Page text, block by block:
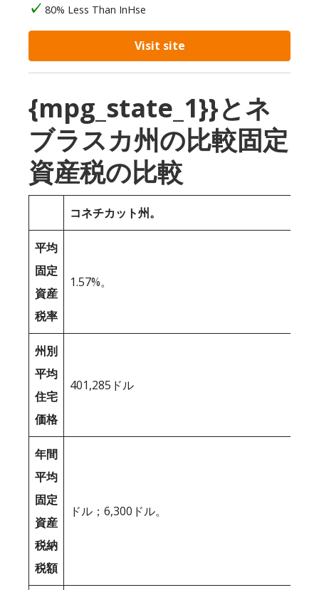
80% Less Than InHse
Visit site
{mpg_state_1}}とネ
ブラスカ州の比較固定
資産税の比較
コネチカット州。
平均
固定
資産
税率
1.57%。
州別
平均
住宅
価格
401,285ドル
年間
平均
固定
資産
税納
税額
ドル；6,300ドル。